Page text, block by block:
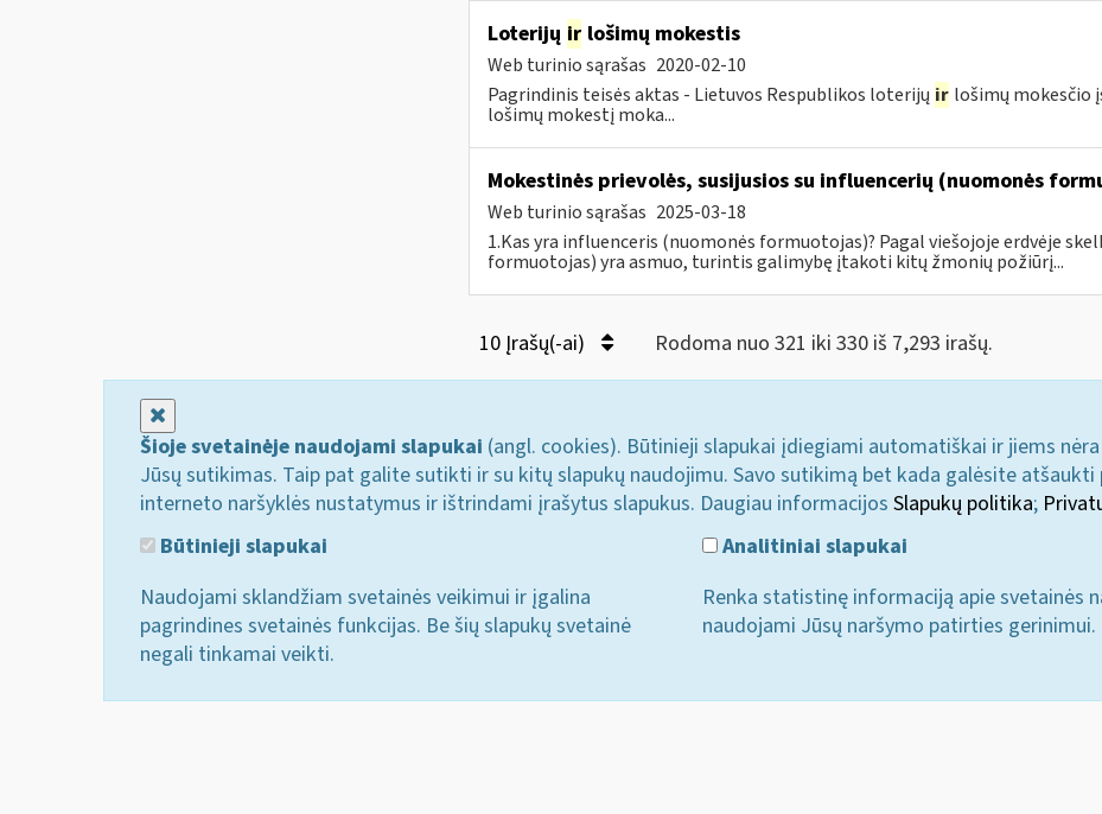
Loterijų irlošimų mokestis
Web turinio sąrašas 2020-02-10
Pagrindinis teisės aktas - Lietuvos Respublikos loterijų ir lošimų mokesčio
lošimų mokestį moka...
Mokestinės prievolės, susijusios su influencerių (nuomonės
Web turinio sąrašas 2025-03-18
1.Kas yra influenceris (nuomonės formuotojas)? Pagal viešojoje erdvėje
formuotojas) yra asmuo, turintis galimybę įtakoti kitų žmonių požiūrį...
10 Įrašų(-ai) Rodoma nuo 321 iki 330 iš 7,293 irašų.
Šioje svetainėje naudojami slapukai (angl. cookies). Būtinieji slapukai įdiegiami automatiškai ir jiems
Jūsų sutikimas. Taip pat galite sutikti ir su kitų slapukų naudojimu. Savo sutikimą bet kada galėsite atšaukti
interneto naršyklės nustatymus ir ištrindami įrašytus slapukus. Daugiau informacijos Slapukų politika;
Būtinieji slapukai
Naudojami sklandžiam svetainės veikimui ir įgalina
pagrindines svetainės funkcijas. Be šių slapukų svetainė
negali tinkamai veikti.
Analitiniai slapukai
Renka statistinę informaciją apie svetainės
naudojami Jūsų naršymo patirties gerinimui.